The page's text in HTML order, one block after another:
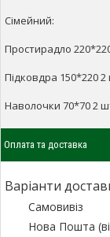
Сімейний:
Простирадло
Підковдра 150*220 2
Наволочки 70*70 2
Оплата та доставка
Варіанти
Самовивіз
Нова Пошта